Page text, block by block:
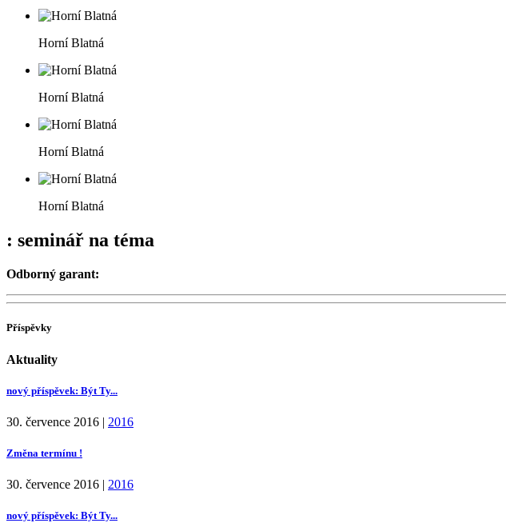
Horní Blatná
Horní Blatná
Horní Blatná
Horní Blatná
: seminář na téma
Odborný garant:
Příspěvky
Aktuality
nový příspěvek: Být Ty...
30. července 2016 | 2016
Změna termínu !
30. července 2016 | 2016
nový příspěvek: Být Ty...